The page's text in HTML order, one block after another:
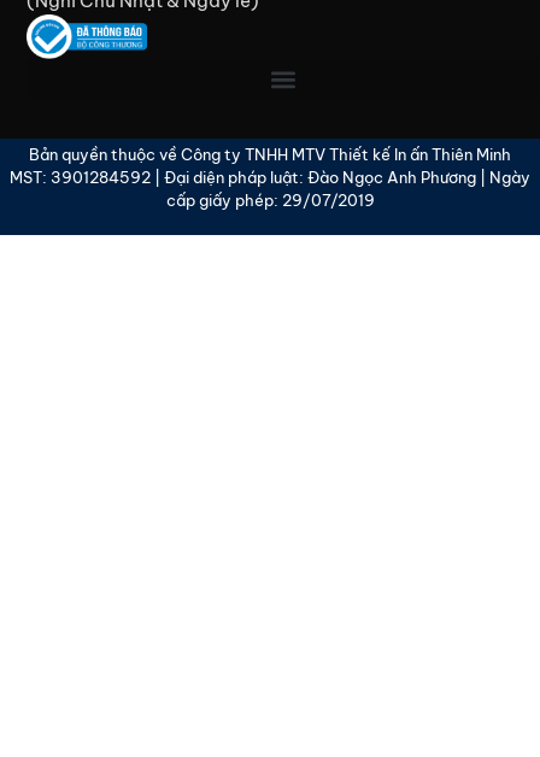
Bản quyền thuộc về Công ty TNHH MTV Thiết kế In ấn Thiên Minh
MST: 3901284592 | Đại diện pháp luật: Đào Ngọc Anh Phương | Ngày
cấp giấy phép: 29/07/2019